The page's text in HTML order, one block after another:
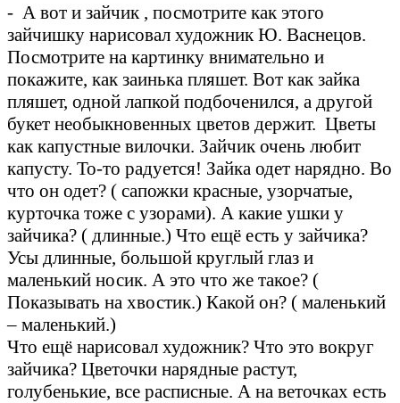
- А вот и зайчик , посмотрите как этого
зайчишку нарисовал художник Ю. Васнецов.
Посмотрите на картинку внимательно и
покажите, как заинька пляшет. Вот как зайка
пляшет, одной лапкой подбоченился, а другой
букет необыкновенных цветов держит. Цветы
как капустные вилочки. Зайчик очень любит
капусту. То-то радуется! Зайка одет нарядно. Во
что он одет? ( сапожки красные, узорчатые,
курточка тоже с узорами). А какие ушки у
зайчика? ( длинные.) Что ещё есть у зайчика?
Усы длинные, большой круглый глаз и
маленький носик. А это что же такое? (
Показывать на хвостик.) Какой он? ( маленький
– маленький.)
Что ещё нарисовал художник? Что это вокруг
зайчика? Цветочки нарядные растут,
голубенькие, все расписные. А на веточках есть